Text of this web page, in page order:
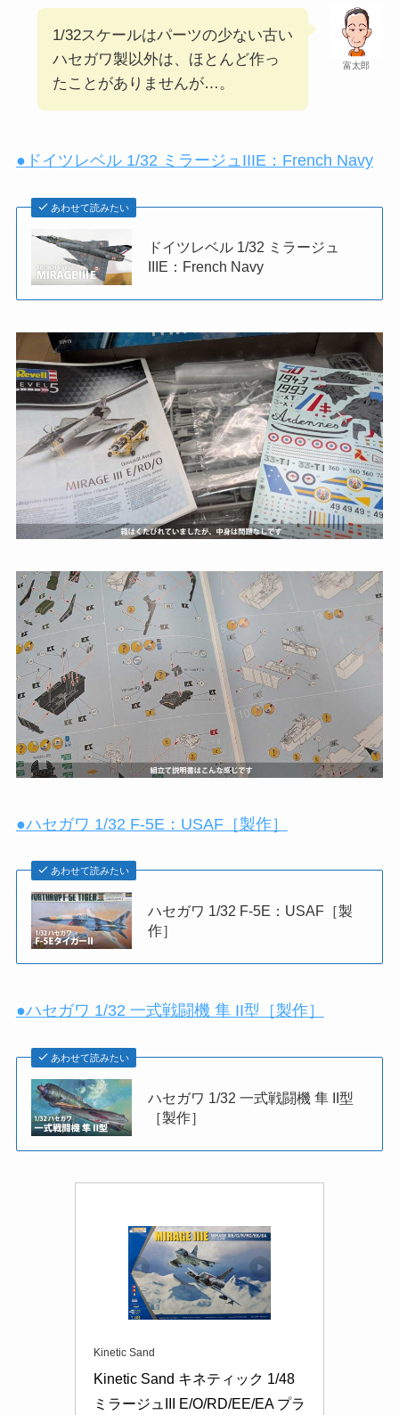
富太郎
1/32スケールはパーツの少ない古い
ハセガワ製以外は、ほとんど作っ
たことがありませんが…。
●ドイツレベル 1/32 ミラージュIIIE：French Navy
あわせて読みたい
ドイツレベル 1/32 ミラージュ
IIIE：French Navy
●ハセガワ 1/32 F-5E：USAF［製作］
あわせて読みたい
ハセガワ 1/32 F-5E：USAF［製
作］
●ハセガワ 1/32 一式戦闘機 隼 II型［製作］
あわせて読みたい
ハセガワ 1/32 一式戦闘機 隼 II型
［製作］
Kinetic Sand
Kinetic Sand キネティック 1/48
ミラージュIII E/O/RD/EE/EA プラ